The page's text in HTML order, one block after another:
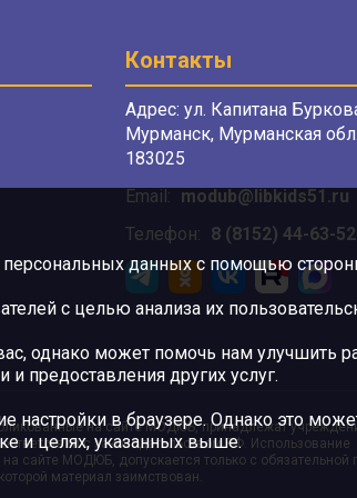
Контакты
Адрес: ул. Капитана
Мурманск, Мурманская
183025
Email: modub@libkids51.ru
Телефон: 8 (8152) 44-63-52
на сайте МОДЮБ, принадлежат
с законодательством РФ. Использование
сайте МОДЮБ, допускается только с обязательной
материал заимствован.
данных с помощью
с целью анализа их
однако может помочь нам улучшить
и предоставления других услуг.
в браузере. Однако это
и целях, указанных выше.